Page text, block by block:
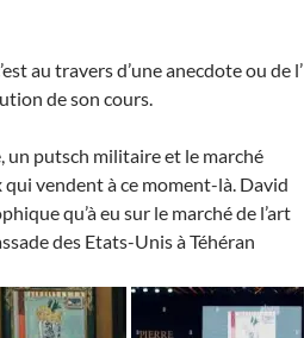
au travers d’une anecdote ou de l’
de son cours.
un putsch militaire et le marché
qui vendent à ce moment-là. David
qu’à eu sur le marché de l’art
des Etats-Unis à Téhéran